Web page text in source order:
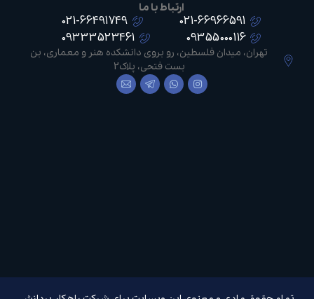
ارتباط با ما
021-66966591
021-66491749
09355000116
09333523461
تهران، میدان فلسطین، رو بروی دانشکده هنر و معماری، بن
بست فتحی، پلاک2